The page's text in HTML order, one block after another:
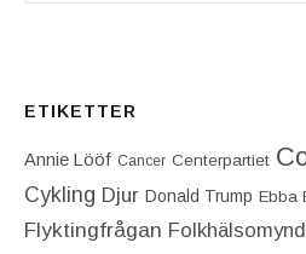
ETIKETTER
Annie Lööf Cancer Centerpartiet‎
Cykling Djur Donald Trump Ebba
Flyktingfrågan